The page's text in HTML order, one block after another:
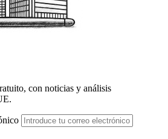
con noticias y análisis